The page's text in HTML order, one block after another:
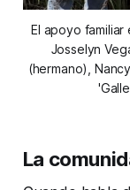
El apoyo
Josselyn
(hermano),
La